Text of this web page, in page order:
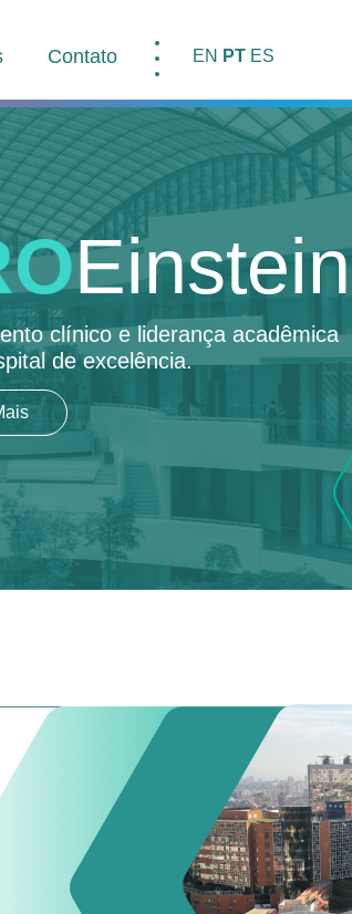
Contato EN PT ES
Einstein
clínico e liderança acadêmica
de excelência.